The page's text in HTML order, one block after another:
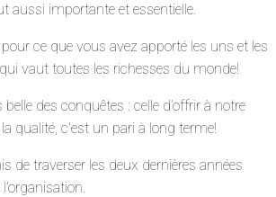
aussi importante et essentielle.
ce que vous avez apporté les uns et les
vaut toutes les richesses du monde!
des conquêtes : celle d’offrir à notre
qualité, c’est un pari à long terme!
de traverser les deux dernières années